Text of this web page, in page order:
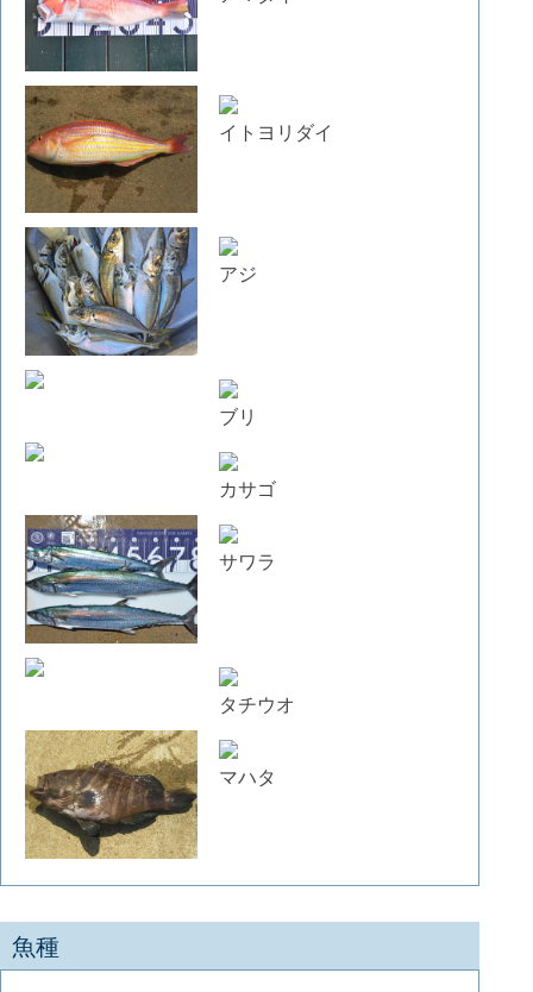
イトヨリダイ
アジ
ブリ
カサゴ
サワラ
タチウオ
マハタ
魚種